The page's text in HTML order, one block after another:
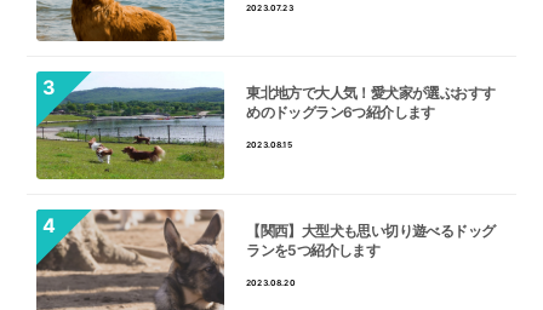
2023.07.23
東北地方で大人気！愛犬家が選ぶおすす
めのドッグラン6つ紹介します
2023.08.15
【関西】大型犬も思い切り遊べるドッグ
ランを5つ紹介します
2023.08.20